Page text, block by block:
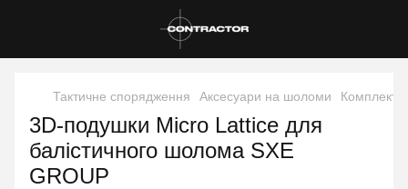
Тактичне спорядження Аксесуари на шоломи
3D-подушки Micro Lattice для
балістичного шолома SXE
GROUP